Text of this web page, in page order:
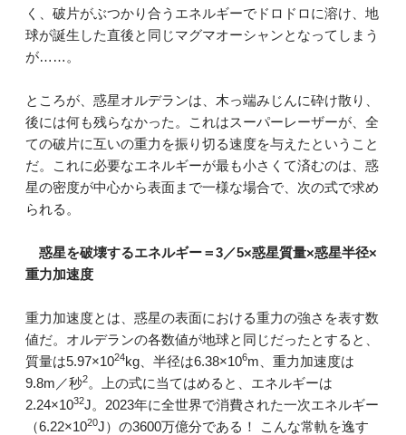
く、破片がぶつかり合うエネルギーでドロドロに溶け、地
球が誕生した直後と同じマグマオーシャンとなってしまう
が……。
ところが、惑星オルデランは、木っ端みじんに砕け散り、
後には何も残らなかった。これはスーパーレーザーが、全
ての破片に互いの重力を振り切る速度を与えたということ
だ。これに必要なエネルギーが最も小さくて済むのは、惑
星の密度が中心から表面まで一様な場合で、次の式で求め
られる。
惑星を破壊するエネルギー＝3／5×惑星質量×惑星半径×
重力加速度
重力加速度とは、惑星の表面における重力の強さを表す数
値だ。オルデランの各数値が地球と同じだったとすると、
質量は5.97×1024kg、半径は6.38×106m、重力加速度は
9.8m／秒2。上の式に当てはめると、エネルギーは
2.24×1032J。2023年に全世界で消費された一次エネルギー
（6.22×1020J）の3600万億分である！ こんな常軌を逸す